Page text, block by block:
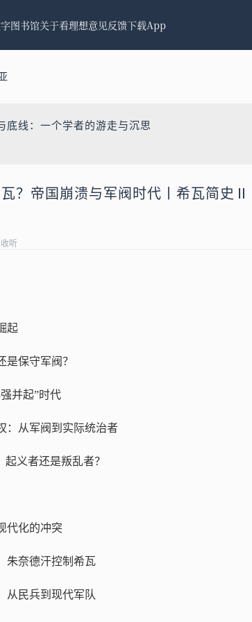
图书馆关于看理想意见反馈下载App
底线：一个学者的游走与沉思
？帝国崩溃与军阀时代丨希瓦简史Ⅱ
听
起
是保守军阀？
并起”时代
：从军阀到实际统治者
起义者还是叛乱者？
代化的冲突
朱奈德汗控制希瓦
从民兵到现代军队